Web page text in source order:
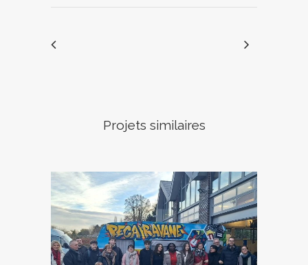
Projets similaires